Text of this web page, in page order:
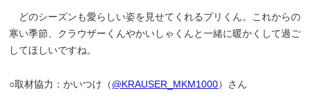
どのシーズンも愛らしい姿を見せてくれるプリくん。これからの
寒い季節、クラウザーくんやかいしゃくんと一緒に暖かくして過ご
してほしいですね。
○取材協力：かいつけ（@KRAUSER_MKM1000）さん